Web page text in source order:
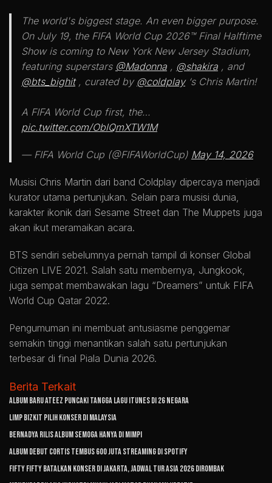
The world's biggest stage. An even bigger purpose.
On July 19, the FIFA World Cup 2026™ Final Halftime
Show is coming to New York New Jersey Stadium,
featuring superstars @Madonna , @shakira , and
@bts_bighit, curated by @coldplay‘s Chris Martin!
A FIFA World Cup first, the…
pic.twitter.com/OblQmXTW1M
— FIFA World Cup (@FIFAWorldCup) May 14, 2026
Musisi Chris Martin dari band Coldplay dipercaya menjadi
kurator utama pertunjukan. Selain para musisi dunia,
karakter ikonik dari Sesame Street dan The Muppets juga
akan ikut meramaikan acara.
BTS sendiri sebelumnya pernah tampil di konser Global
Citizen LIVE 2021. Salah satu membernya, Jungkook
juga sempat membawakan lagu “Dreamers” untuk FIFA
World Cup Qatar 2022.
Pengumuman ini membuat antusiasme penggemar
semakin tinggi menantikan salah satu pertunjukan
terbesar di final Piala Dunia 2026.
Berita Terkait
Album Baru ATEEZ Puncaki Tangga Lagu iTunes di 26 Negara
Limp Bizkit Pilih Konser di Malaysia
Bernadya Rilis Album Semoga Hanya di Mimpi
Album Debut CORTIS Tembus 600 Juta Streaming di Spotify
FIFTY FIFTY Batalkan Konser di Jakarta, Jadwal Tur Asia 2026 Dirombak